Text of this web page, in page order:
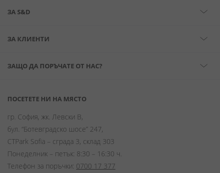
ЗА S&D
ЗА КЛИЕНТИ
ЗАЩО ДА ПОРЪЧАТЕ ОТ НАС?
ПОСЕТЕТЕ НИ НА МЯСТО
гр. София, жк. Левски В,
бул. “Ботевградско шосе” 247,
CTPark Sofia – сграда 3, склад 303
Понеделник – петък: 8:30 – 16:30 ч.
Телефон за поръчки: 0700 17 377